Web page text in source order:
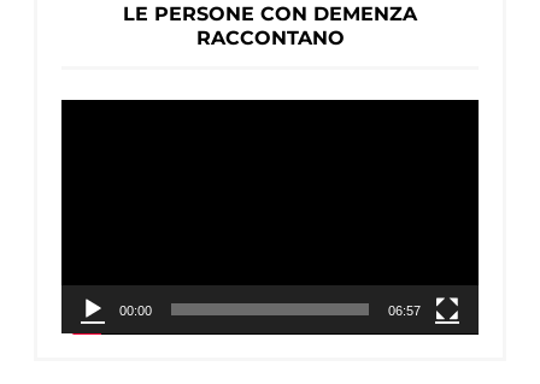
LE PERSONE CON DEMENZA
RACCONTANO
00:00 06:57